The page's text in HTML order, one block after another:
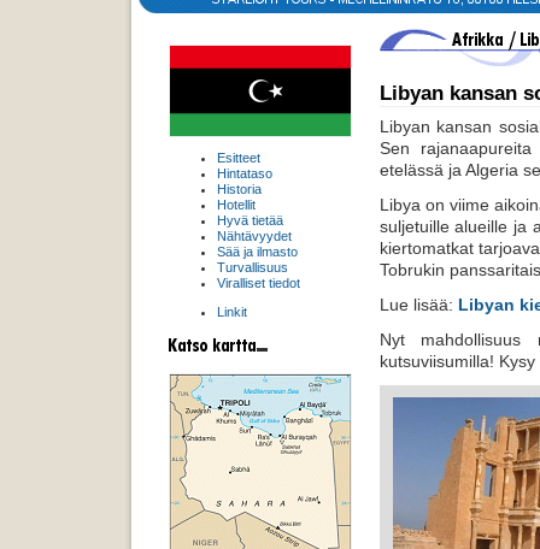
Libyan kansan
Libyan kansan
Sen
etelässä ja Algeria
Libya on viime
suljetuille alueille ja
kiertomatkat
Tobrukin
Lue lisää: Libyan
Nyt mahdollisuus
kutsuviisumilla!
Esitteet
Hintataso
Historia
Hotellit
Hyvä tietää
Nähtävyydet
Sää ja ilmasto
Turvallisuus
Viralliset tiedot
Linkit